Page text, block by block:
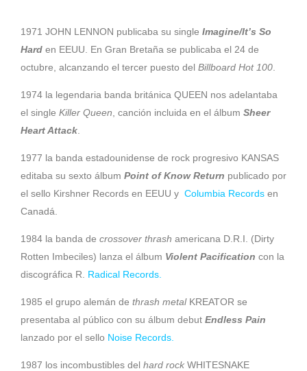
1971 JOHN LENNON publicaba su single Imagine/It’s So
Hard en EEUU. En Gran Bretaña se publicaba el 24 de
octubre, alcanzando el tercer puesto del Billboard Hot 100
1974 la legendaria banda británica QUEEN nos adelantaba
el single Killer Queen , canción incluida en el álbum Sheer
Heart Attack
1977 la banda estadounidense de rock progresivo KANSAS
editaba su sexto álbum Point of Know Return publicado por
el sello Kirshner Records en EEUU y Columbia Records en
Canadá.
1984 la banda de crossover thrash americana D.R.I. (Dirty
Rotten Imbeciles) lanza el álbum Violent Pacification con la
discográfica R. Radical Records.
1985 el grupo alemán de thrash metalKREATOR se
presentaba al público con su álbum debut Endless Pain
lanzado por el sello Noise Records.
1987 los incombustibles del hard rock WHITESNAKE